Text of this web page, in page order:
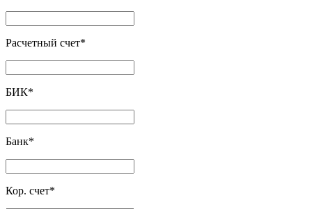
Расчетный счет*
БИК*
Банк*
Кор. счет*